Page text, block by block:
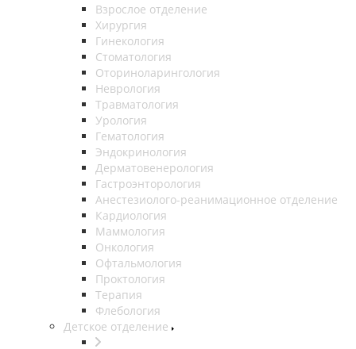
Взрослое отделение
Хирургия
Гинекология
Стоматология
Оториноларингология
Неврология
Травматология
Урология
Гематология
Эндокринология
Дерматовенерология
Гастроэнторология
Анестезиолого-реанимационное отделение
Кардиология
Маммология
Онкология
Офтальмология
Проктология
Терапия
Флебология
Детское отделение